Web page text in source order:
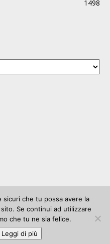
1498
- P.I. 03063680122 Iscrizione n°
di Varese del 17 luglio 2006 |
sicuri che tu possa avere la
Se continui ad utilizzare
che tu ne sia felice.
Leggi di più